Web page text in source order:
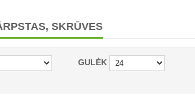
SKRŪVES
GULĖK